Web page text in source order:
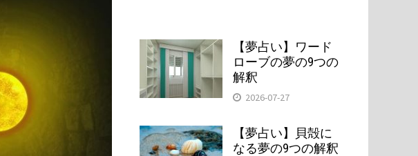
【夢占い】ワード
ローブの夢の9つの
解釈
2026-07-27
【夢占い】貝殻に
なる夢の9つの解釈